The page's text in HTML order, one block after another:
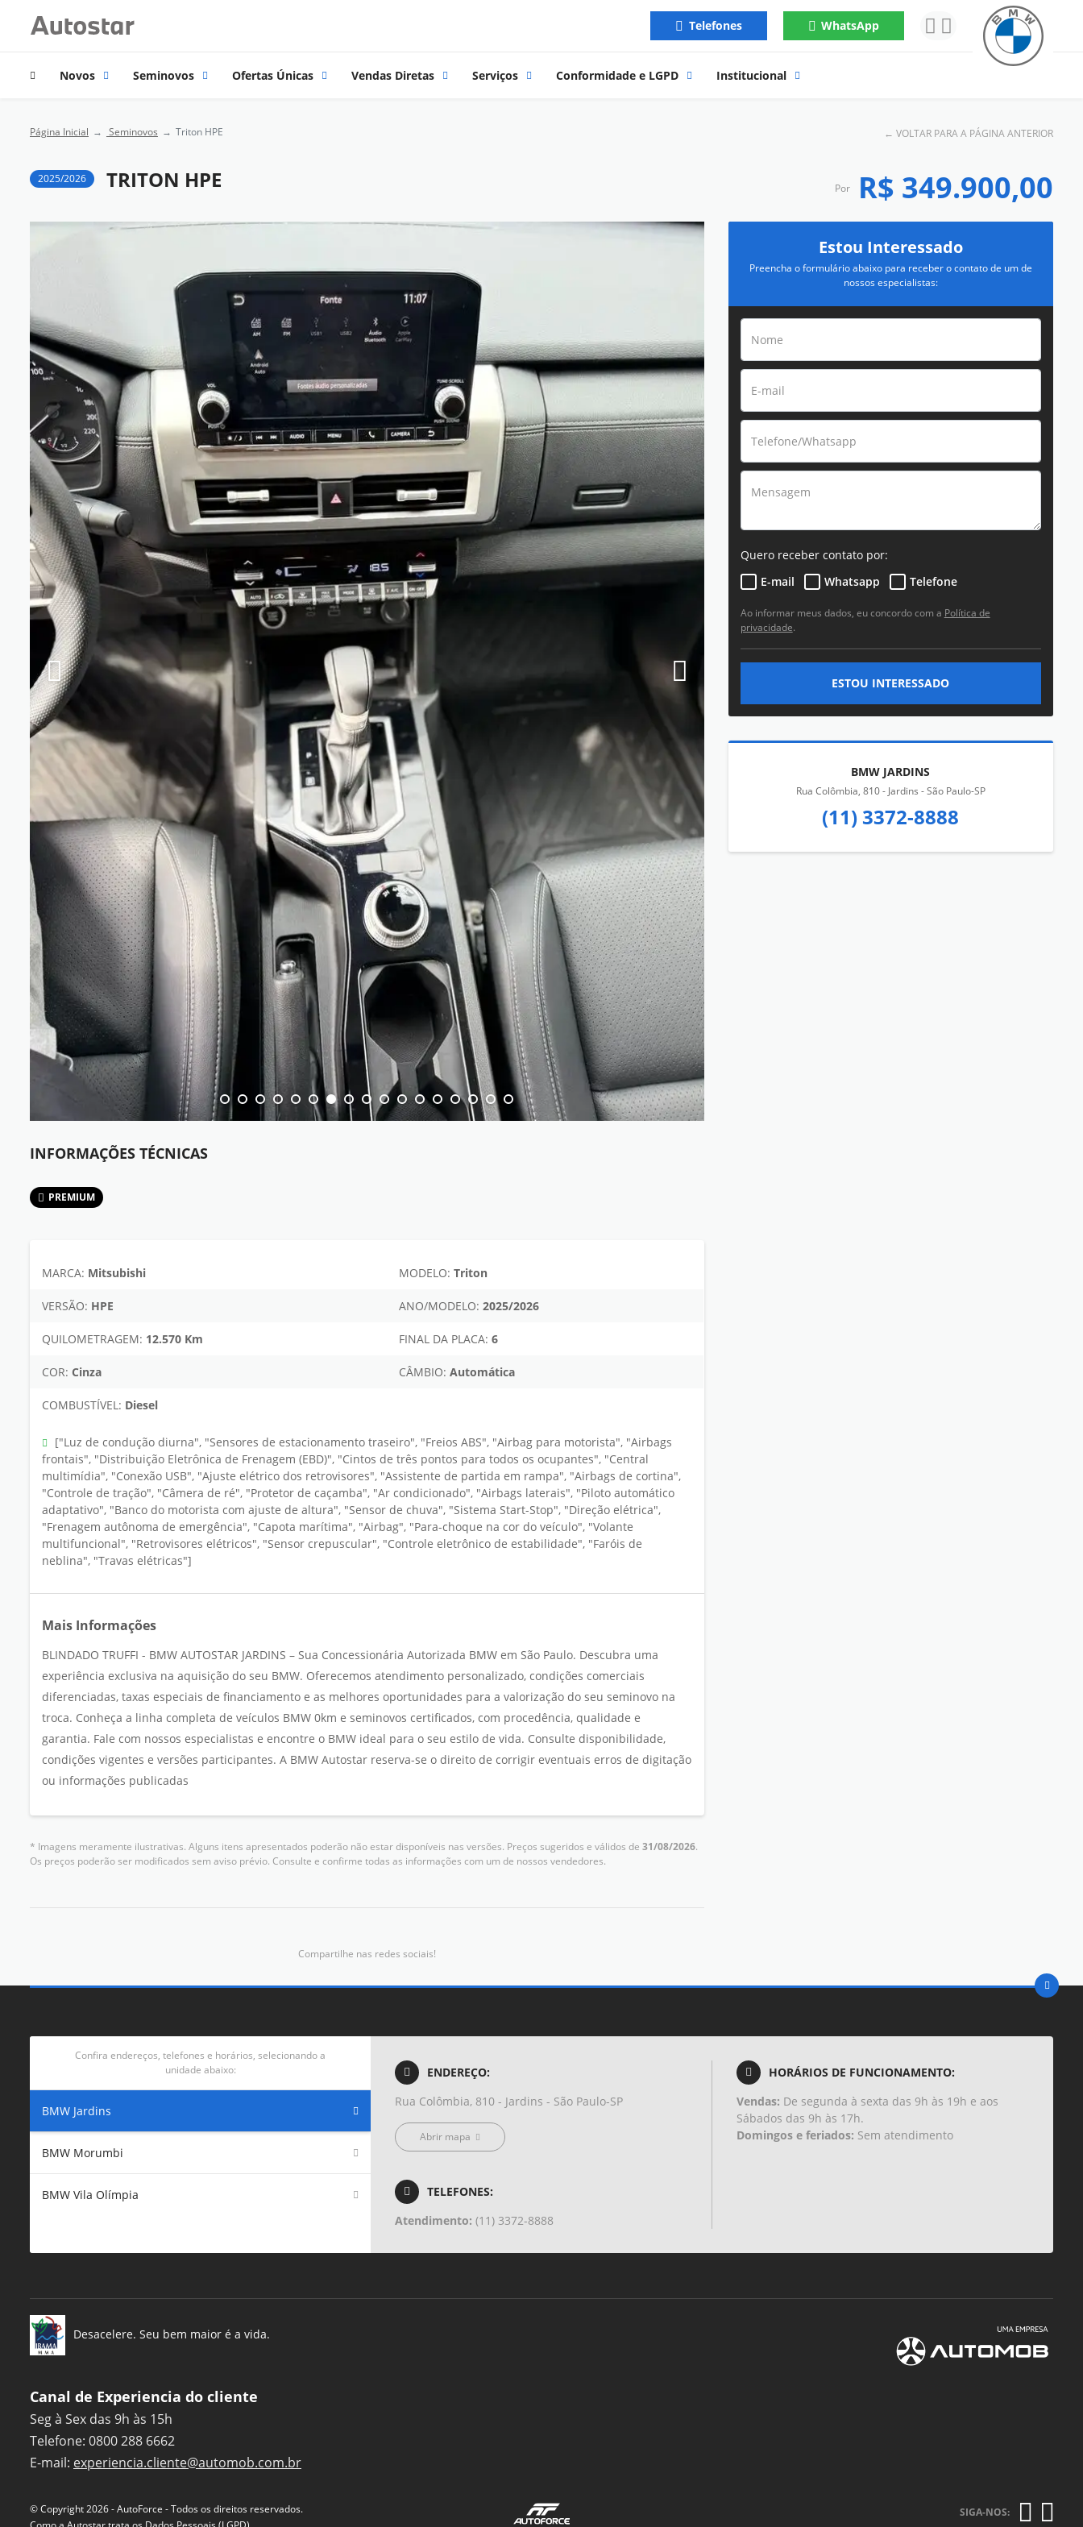
Telefones WhatsApp
Novos Seminovos Ofertas Únicas Vendas Diretas Serviços Conformidade e LGPD Institucional
Página Inicial Seminovos Triton HPE ← VOLTAR PARA A PÁGINA ANTERIOR
2025/2026 TRITON HPE Por R$ 349.900,00
INFORMAÇÕES TÉCNICAS
PREMIUM
MARCA: Mitsubishi MODELO: Triton
VERSÃO: HPE ANO/MODELO: 2025/2026
QUILOMETRAGEM: 12.570 Km FINAL DA PLACA: 6
COR: Cinza CÂMBIO: Automática
COMBUSTÍVEL: Diesel
["Luz de condução diurna", "Sensores de estacionamento traseiro", "Freios ABS", "Airbag para motorista", "Airbags
frontais", "Distribuição Eletrônica de Frenagem (EBD)", "Cintos de três pontos para todos os ocupantes", "Central
multimídia", "Conexão USB", "Ajuste elétrico dos retrovisores", "Assistente de partida em rampa", "Airbags de cortina",
"Controle de tração", "Câmera de ré", "Protetor de caçamba", "Ar condicionado", "Airbags laterais", "Piloto automático
adaptativo", "Banco do motorista com ajuste de altura", "Sensor de chuva", "Sistema Start-Stop", "Direção elétrica",
"Frenagem autônoma de emergência", "Capota marítima", "Airbag", "Para-choque na cor do veículo", "Volante
multifuncional", "Retrovisores elétricos", "Sensor crepuscular", "Controle eletrônico de estabilidade", "Faróis de
neblina", "Travas elétricas"]
Mais Informações
BLINDADO TRUFFI - BMW AUTOSTAR JARDINS – Sua Concessionária Autorizada BMW em São Paulo. Descubra uma
experiência exclusiva na aquisição do seu BMW. Oferecemos atendimento personalizado, condições comerciais
diferenciadas, taxas especiais de financiamento e as melhores oportunidades para a valorização do seu seminovo na
troca. Conheça a linha completa de veículos BMW 0km e seminovos certificados, com procedência, qualidade e
garantia. Fale com nossos especialistas e encontre o BMW ideal para o seu estilo de vida. Consulte disponibilidade,
condições vigentes e versões participantes. A BMW Autostar reserva-se o direito de corrigir eventuais erros de digitação
ou informações publicadas
* Imagens meramente ilustrativas. Alguns itens apresentados poderão não estar disponíveis nas versões. Preços sugeridos e válidos de 31/08/2026.
Os preços poderão ser modificados sem aviso prévio. Consulte e confirme todas as informações com um de nossos vendedores.
Compartilhe nas redes sociais!
Estou Interessado
Preencha o formulário abaixo para receber o contato de um de
nossos especialistas:
Quero receber contato por:
E-mail
Whatsapp Telefone
Ao informar meus dados, eu concordo com a Política de
privacidade.
ESTOU INTERESSADO
BMW JARDINS
Rua Colômbia, 810 - Jardins - São Paulo-SP
(11) 3372-8888
Confira endereços, telefones e horários, selecionando a
unidade abaixo:
BMW Jardins
BMW Morumbi
BMW Vila Olímpia
ENDEREÇO:
Rua Colômbia, 810 - Jardins - São Paulo-SP
Abrir mapa
TELEFONES:
Atendimento:(11) 3372-8888
HORÁRIOS DE FUNCIONAMENTO:
Vendas: De segunda à sexta das 9h às 19h e aos
Sábados das 9h às 17h.
Domingos e feriados: Sem atendimento
Desacelere. Seu bem maior é a vida.
Canal de Experiencia do cliente
Seg à Sex das 9h às 15h
Telefone: 0800 288 6662
E-mail: experiencia.cliente@automob.com.br
© Copyright 2026-AutoForce - Todos os direitos reservados.
SIGA-NOS: